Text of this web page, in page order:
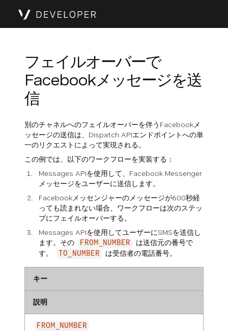
フェイルオーバーで
Facebookメッセージを送
信
別のチャネルへのフェイルオーバーを伴うFacebookメ
ッセージの送信は、Dispatch APIエンドポイントへの単
一のリクエストによって実現される。
この例では、以下のワークフローを実装する：
Messages APIを使用して、Facebook Messenger
メッセージをユーザーに送信します。
Facebookメッセンジャーのメッセージが600秒経
っても読まれない場合、ワークフローは次のステッ
プにフェイルオーバーする。
Messages APIを使用してユーザーにSMSを送信し
ます。その
FROM_NUMBER
は送信元の番号で
す。
TO_NUMBER は受信者の電話番号。
キー
説明
FROM_NUMBER